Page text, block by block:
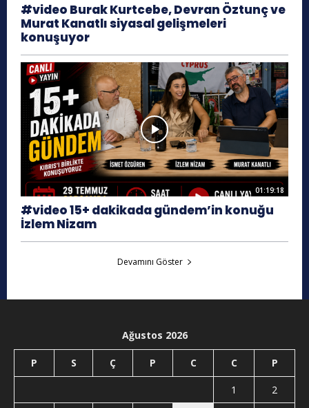
#video Burak Kurtcebe, Devran Öztunç ve
Murat Kanatlı siyasal gelişmeleri
konuşuyor
01:19:18
#video 15+ dakikada gündem’in konuğu
İzlem Nizam
Devamını Göster
Ağustos 2026
P S Ç P C C P
1
2